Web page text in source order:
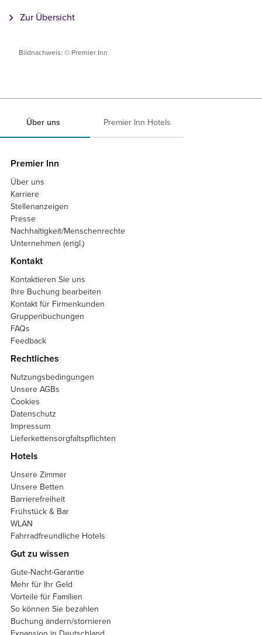
Zur Übersicht
Bildnachweis: © Premier Inn
Über uns Premier Inn Hotels
Premier Inn
Über uns
Karriere
Stellenanzeigen
Presse
Nachhaltigkeit/Menschenrechte
Unternehmen (engl.)
Kontakt
Kontaktieren Sie uns
Ihre Buchung bearbeiten
Kontakt für Firmenkunden
Gruppenbuchungen
FAQs
Feedback
Rechtliches
Nutzungsbedingungen
Unsere AGBs
Cookies
Datenschutz
Impressum
Lieferkettensorgfaltspflichten
Hotels
Unsere Zimmer
Unsere Betten
Barrierefreiheit
Frühstück & Bar
WLAN
Fahrradfreundliche Hotels
Gut zu wissen
Gute-Nacht-Garantie
Mehr für Ihr Geld
Vorteile für Familien
So können Sie bezahlen
Buchung ändern/stornieren